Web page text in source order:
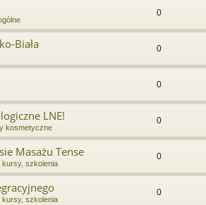
0
Biała 0
0
LNE!
kosmetyczne
0
Masażu Tense
kursy, szkolenia
0
kursy, szkolenia
0